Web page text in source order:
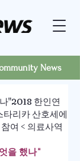
News
"2018 한인연
리카 산호세에
여 < 의료사역
을 했나"